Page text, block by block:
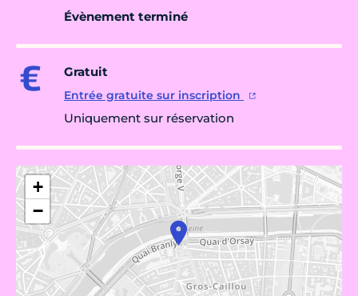
Évènement terminé
Gratuit
Entrée gratuite sur inscription
Uniquement sur réservation
+
−